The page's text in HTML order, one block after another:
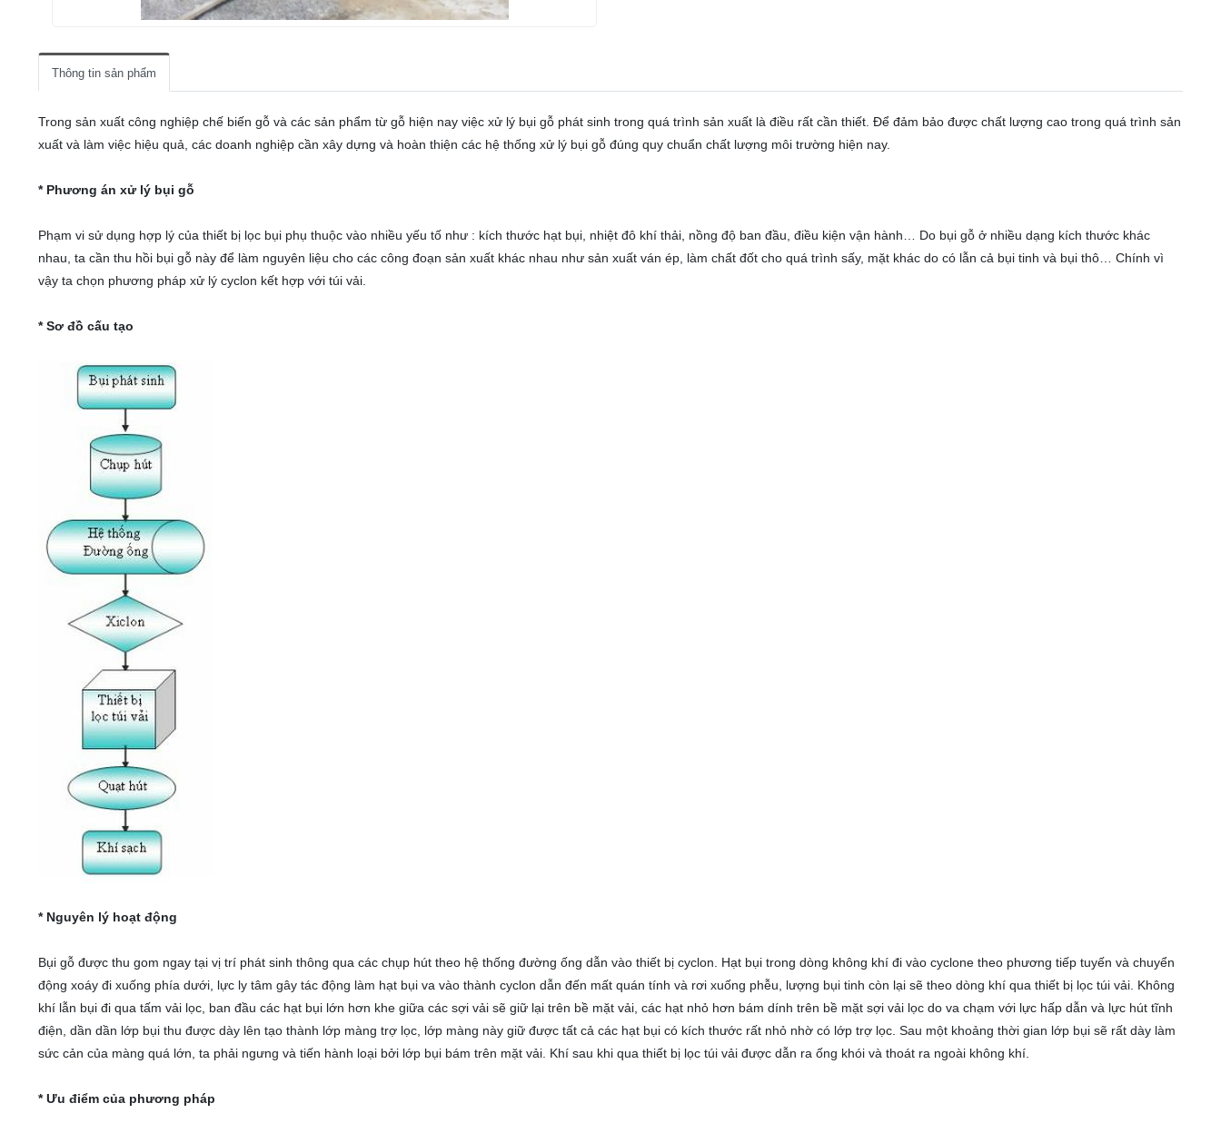
Thông tin sản phẩm
Trong sản xuất công nghiệp chế biến gỗ và các sản phẩm từ gỗ hiện nay việc xử lý bụi gỗ phát sinh trong quá trình sản xuất là điều rất cần thiết. Để đảm bảo được chất lượng cao trong quá trình sản
xuất và làm việc hiệu quả, các doanh nghiệp cần xây dựng và hoàn thiện các hệ thống xử lý bụi gỗ đúng quy chuẩn chất lượng môi trường hiện nay.
* Phương án xử lý bụi gỗ
Phạm vi sử dụng hợp lý của thiết bị lọc bụi phụ thuộc vào nhiều yếu tố như : kích thước hạt bụi, nhiệt đô khí thải, nồng độ ban đầu, điều kiện vận hành… Do bụi gỗ ở nhiều dạng kích thước khác
nhau, ta cần thu hồi bụi gỗ này để làm nguyên liệu cho các công đoạn sản xuất khác nhau như sản xuất ván ép, làm chất đốt cho quá trình sấy, mặt khác do có lẫn cả bụi tinh và bụi thô… Chính vì
vậy ta chọn phương pháp xử lý cyclon kết hợp với túi vải.
* Sơ đồ cấu tạo
* Nguyên lý hoạt động
Bụi gỗ được thu gom ngay tại vị trí phát sinh thông qua các chụp hút theo hệ thống đường ống dẫn vào thiết bị cyclon. Hạt bụi trong dòng không khí đi vào cyclone theo phương tiếp tuyến và chuyển
động xoáy đi xuống phía dưới, lực ly tâm gây tác động làm hạt bụi va vào thành cyclon dẫn đến mất quán tính và rơi xuống phễu, lượng bụi tinh còn lại sẽ theo dòng khí qua thiết bị lọc túi vải. Không
khí lẫn bụi đi qua tấm vải lọc, ban đầu các hạt bụi lớn hơn khe giữa các sợi vải sẽ giữ lại trên bề mặt vải, các hạt nhỏ hơn bám dính trên bề mặt sợi vải lọc do va chạm với lực hấp dẫn và lực hút tĩnh
điện, dần dần lớp bụi thu được dày lên tạo thành lớp màng trợ lọc, lớp màng này giữ được tất cả các hạt bụi có kích thước rất nhỏ nhờ có lớp trợ lọc. Sau một khoảng thời gian lớp bụi sẽ rất dày làm
sức cản của màng quá lớn, ta phải ngưng và tiến hành loại bởi lớp bụi bám trên mặt vải. Khí sau khi qua thiết bị lọc túi vải được dẫn ra ống khói và thoát ra ngoài không khí.
* Ưu điểm của phương pháp